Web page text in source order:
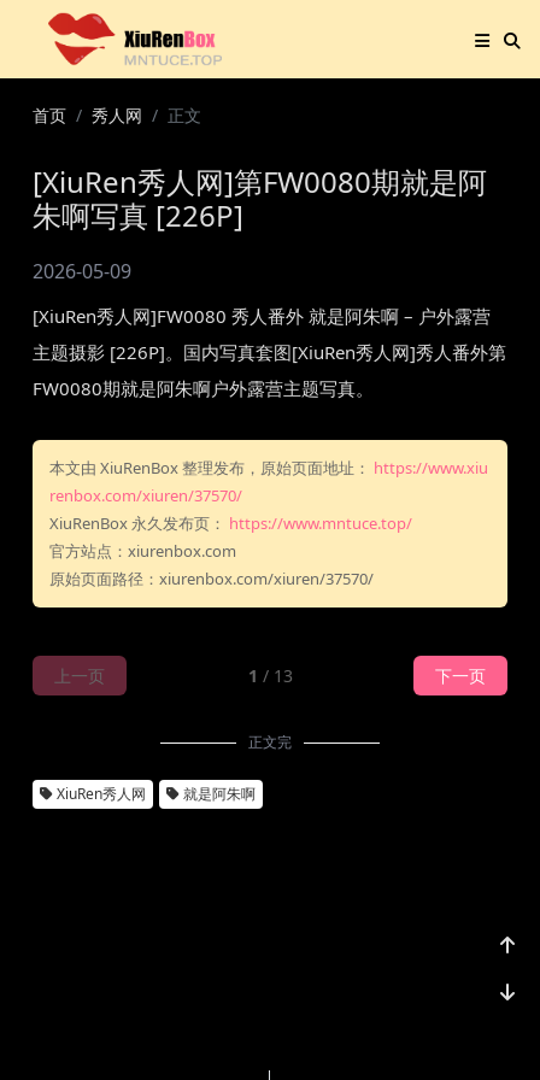
首页 秀人网 正文
[XiuRen秀人网]第FW0080期就是阿
朱啊写真 [226P]
2026-05-09
[XiuRen秀人网]FW0080 秀人番外 就是阿朱啊 – 户外露营
主题摄影 [226P]。国内写真套图[XiuRen秀人网]秀人番外第
FW0080期就是阿朱啊户外露营主题写真。
本文由 XiuRenBox 整理发布，原始页面地址： https://www.xiu
renbox.com/xiuren/37570/
XiuRenBox 永久发布页： https://www.mntuce.top/
官方站点：xiurenbox.com
原始页面路径：xiurenbox.com/xiuren/37570/
上一页 1 / 13 下一页
正文完
XiuRen秀人网 就是阿朱啊